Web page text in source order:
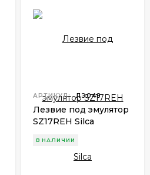
АРТИКУЛ: ЛЭ048
Лезвие под эмулятор
SZ17REH Silca
В НАЛИЧИИ